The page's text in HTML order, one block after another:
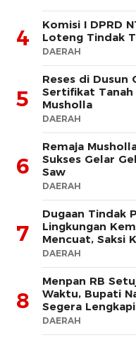
4
Komisi I DPRD
Loteng Tindak
DAERAH
5
Reses di Dusun
Sertifikat
Musholla
DAERAH
6
Remaja
Sukses Gelar
Saw
DAERAH
7
Dugaan Tindak
Lingkungan
Mencuat, Saksi
DAERAH
8
Menpan RB
Waktu, Bupati
Segera
DAERAH